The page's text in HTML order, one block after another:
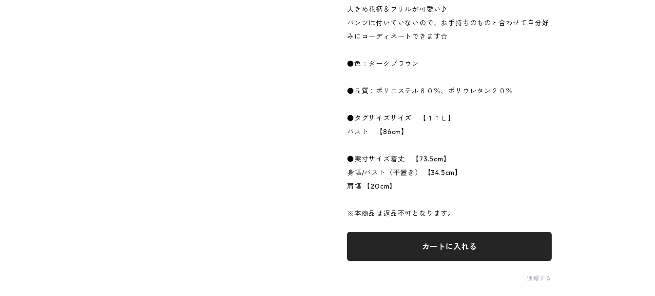
大きめ花柄＆フリルが可愛い♪
パンツは付いていないので、お手持ちのものと合わせて自分好
みにコーディネートできます☆
●色：ダークブラウン
●品質：ポリエステル８０％、ポリウレタン２０％
●タグサイズサイズ 【１１Ｌ】
バスト 【86cm】
●実寸サイズ着丈 【73.5cm】
身幅/バスト（平置き） 【34.5cm】
肩幅 【20cm】
※本商品は返品不可となります。
カートに入れる
通報する